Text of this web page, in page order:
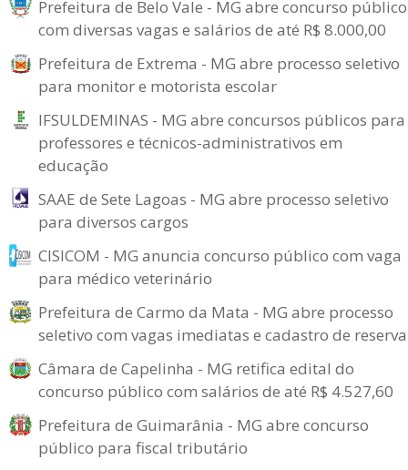
Prefeitura de Belo Vale - MG abre concurso público
com diversas vagas e salários de até R$ 8.000,00
Prefeitura de Extrema - MG abre processo seletivo
para monitor e motorista escolar
IFSULDEMINAS - MG abre concursos públicos para
professores e técnicos-administrativos em
educação
SAAE de Sete Lagoas - MG abre processo seletivo
para diversos cargos
CISICOM - MG anuncia concurso público com vaga
para médico veterinário
Prefeitura de Carmo da Mata - MG abre processo
seletivo com vagas imediatas e cadastro de reserva
Câmara de Capelinha - MG retifica edital do
concurso público com salários de até R$ 4.527,60
Prefeitura de Guimarânia - MG abre concurso
público para fiscal tributário